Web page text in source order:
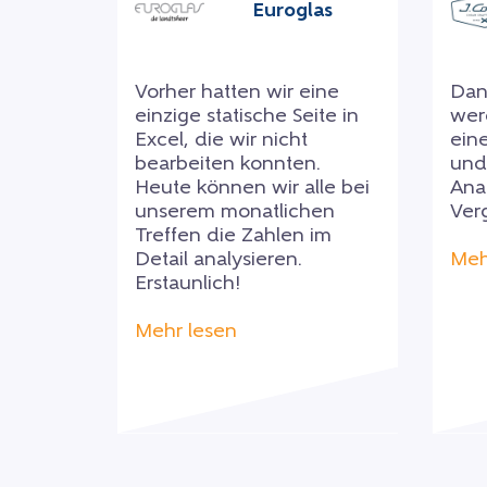
Euroglas
Vorher hatten wir eine
einzige statische Seite in
Excel, die wir nicht
bearbeiten konnten.
Heute können wir alle bei
unserem monatlichen
Treffen die Zahlen im
Detail analysieren.
Erstaunlich!
Mehr lesen